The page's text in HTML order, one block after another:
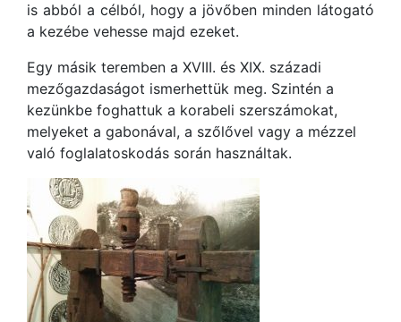
is abból a célból, hogy a jövőben minden látogató
a kezébe vehesse majd ezeket.
Egy másik teremben a XVIII. és XIX. századi
mezőgazdaságot ismerhettük meg. Szintén a
kezünkbe foghattuk a korabeli szerszámokat,
melyeket a gabonával, a szőlővel vagy a mézzel
való foglalatoskodás során használtak.